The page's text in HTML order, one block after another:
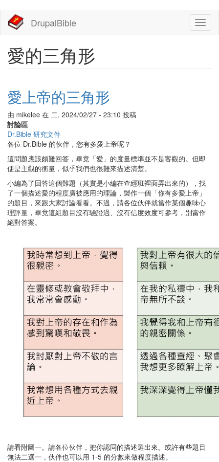
主
DrupalBible
愛的三角形
愛上帝的三角形
由 mikelee 在 二, 2024/02/27 - 23:10 投稿
討論區
Dr.Bible 研究文件
各位 Dr.Bible 的伙伴，您有多愛上帝呢？
這問題應該頗難回答，畢竟「愛」的度量標準並不是客觀的。但即
使是主觀的衡量，似乎我們也很難來描述清楚。
小編為了回答這個難題（其實是小編在查經班裡面弄出來的），找
了一個描述愛的程度廣被應用的理論，製作一個「你有多愛上帝」
的題目，來跟大家討論看看。不過，請各位伙伴就當作某個趣味心
理評量，畢竟這組題目沒有驗證過、沒有信度效度可參考，別當作
絕對答案。
請看附圖一。請各位伙伴，把你認同的描述選出來。或許有些題目
無法二選一，伙伴也可以用 1-5 的分數來做程度描述。